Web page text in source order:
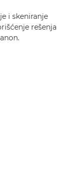
i skeniranje
rešenja